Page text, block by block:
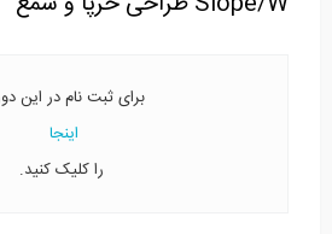
برای ثبت نام در این دوره،
را کلیک کنید.